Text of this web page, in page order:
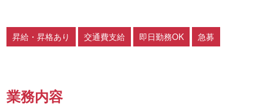
昇給・昇格あり 交通費支給 即日勤務OK 急募
業務内容